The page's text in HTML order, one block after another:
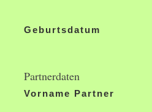
Geburtsdatum
Partnerdaten
Vorname Partner